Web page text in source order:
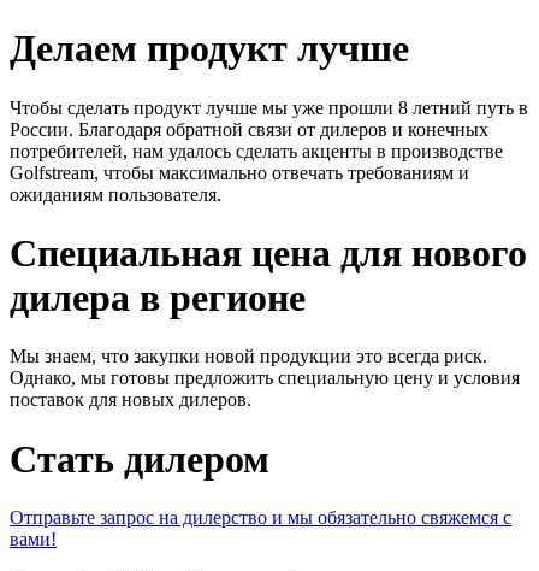
Делаем продукт лучше
Чтобы сделать продукт лучше мы уже прошли 8 летний путь в
России. Благодаря обратной связи от дилеров и конечных
потребителей, нам удалось сделать акценты в производстве
Golfstream, чтобы максимально отвечать требованиям и
ожиданиям пользователя.
Специальная цена для нового
дилера в регионе
Мы знаем, что закупки новой продукции это всегда риск.
Однако, мы готовы предложить специальную цену и условия
поставок для новых дилеров.
Стать дилером
Отправьте запрос на дилерство и мы обязательно свяжемся с
вами!